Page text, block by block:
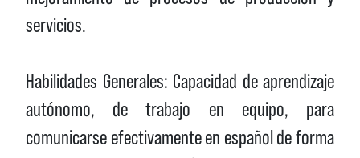
servicios.
Habilidades Generales: Capacidad de aprendizaje
autónomo, de trabajo en equipo, para
comunicarse efectivamente en español de forma